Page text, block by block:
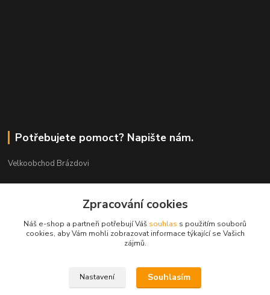
Potřebujete pomoct? Napište nám.
Velkoobchod Brázdovi
+420 602 565 661
brazdovi@svicky-kameny.cz
Zpracování cookies
Náš e-shop a partneři potřebují Váš souhlas s použitím souborů
cookies, aby Vám mohli zobrazovat informace týkající se Vašich
zájmů.
Nastavení Souhlasím